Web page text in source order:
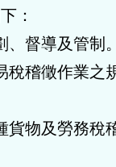
：
督導及管制
徵作業之
及勞務稅